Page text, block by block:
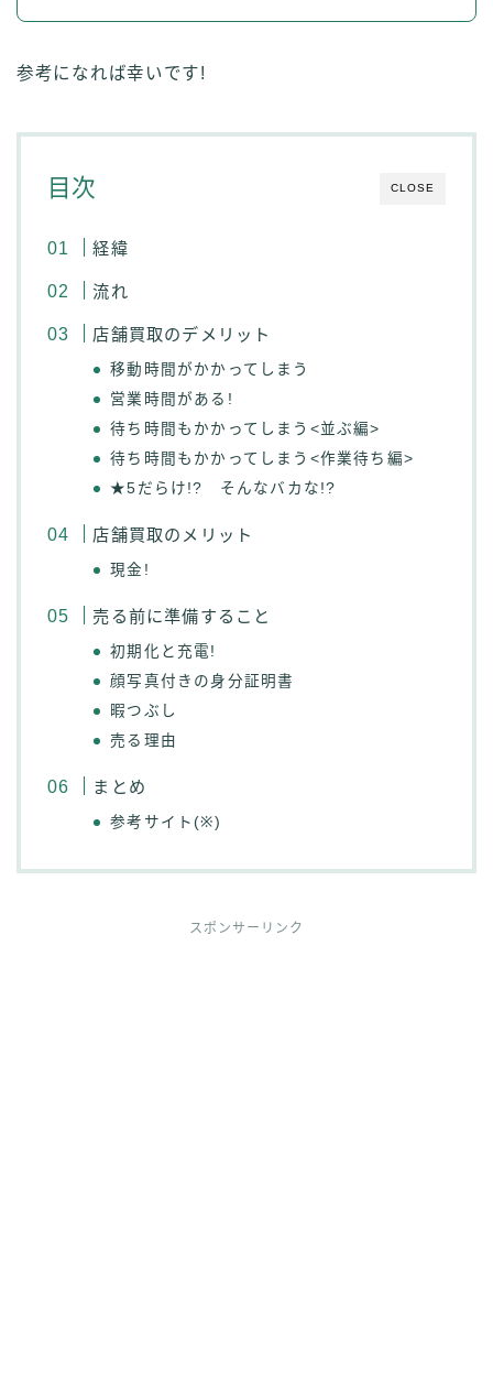
参考になれば幸いです!
CLOSE
目次
経緯
流れ
店舗買取のデメリット
移動時間がかかってしまう
営業時間がある!
待ち時間もかかってしまう<並ぶ編>
待ち時間もかかってしまう<作業待ち編>
★5だらけ!? そんなバカな!?
店舗買取のメリット
現金!
売る前に準備すること
初期化と充電!
顔写真付きの身分証明書
暇つぶし
売る理由
まとめ
参考サイト(※)
スポンサーリンク